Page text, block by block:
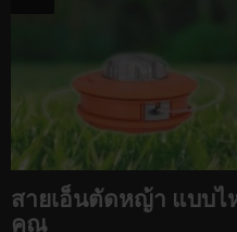
สายเอ็นตัดหญ้า แบบไ
คุณ